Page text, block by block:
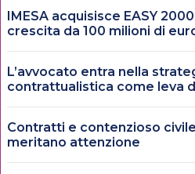
IMESA acquisisce EASY
crescita da 100 milioni di
L’avvocato entra nella
contrattualistica come leva
Contratti e contenzioso
meritano attenzione